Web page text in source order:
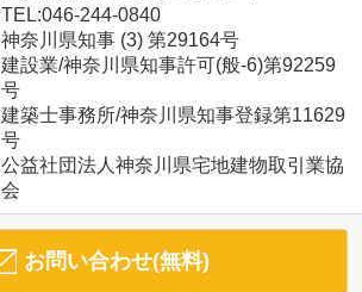
TEL:046-244-0840
神奈川県知事 (3) 第29164号
建設業/神奈川県知事許可(般-6)第92259
号
建築士事務所/神奈川県知事登録第11629
号
公益社団法人神奈川県宅地建物取引業協
会
お問い合わせ(無料)